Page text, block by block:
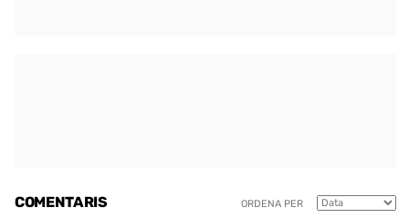
COMENTARIS ORDENA PER